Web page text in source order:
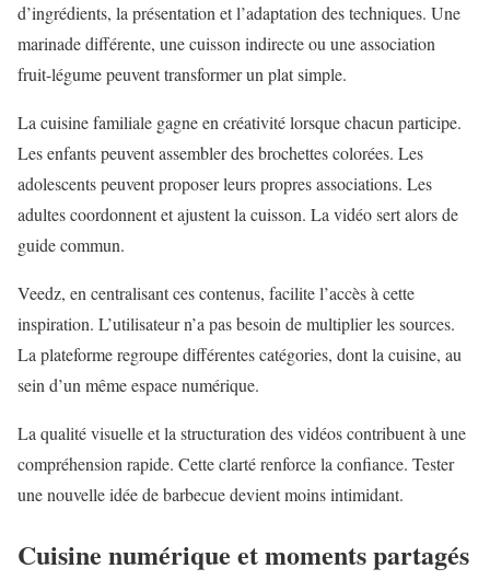
d’ingrédients, la présentation et l’adaptation des techniques. Une
marinade différente, une cuisson indirecte ou une association
fruit-légume peuvent transformer un plat simple.
La cuisine familiale gagne en créativité lorsque chacun participe.
Les enfants peuvent assembler des brochettes colorées. Les
adolescents peuvent proposer leurs propres associations. Les
adultes coordonnent et ajustent la cuisson. La vidéo sert alors de
guide commun.
Veedz, en centralisant ces contenus, facilite l’accès à cette
inspiration. L’utilisateur n’a pas besoin de multiplier les sources.
La plateforme regroupe différentes catégories, dont la cuisine, au
sein d’un même espace numérique.
La qualité visuelle et la structuration des vidéos contribuent à une
compréhension rapide. Cette clarté renforce la confiance. Tester
une nouvelle idée de barbecue devient moins intimidant.
Cuisine numérique et moments partagés